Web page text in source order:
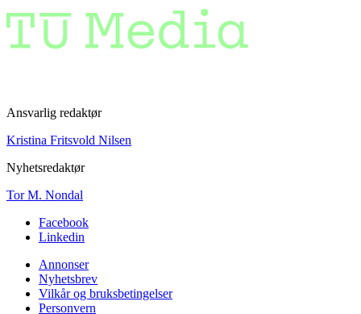
Ansvarlig redaktør
Kristina Fritsvold Nilsen
Nyhetsredaktør
Tor M. Nondal
Facebook
Linkedin
Annonser
Nyhetsbrev
Vilkår og bruksbetingelser
Personvern